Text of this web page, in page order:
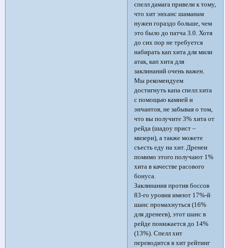
спелл дамага привели к тому,
что хит энханс шаманам
нужен гораздо больше, чем
это было до патча 3.0. Хотя
до сих пор не требуется
набирать кап хита для мили
атак, кап хита для
заклинаний очень важен.
Мы рекомендуем
достигнуть капа спелл хита
с помощью камней и
энчантов, не забывая о том,
что вы получите 3% хита от
рейда (шадоу прист –
мизери), а также можете
съесть еду на хит. Дренеи
помимо этого получают 1%
хита в качестве расового
бонуса.
Заклинания против боссов
83-го уровня имеют 17%-й
шанс промахнуться (16%
для дренеев), этот шанс в
рейде понижается до 14%
(13%). Спелл хит
переводится в хит рейтинг